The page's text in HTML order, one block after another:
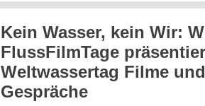
Kein Wasser, kein Wir:
FlussFilmTage
Weltwassertag Filme und
Gespräche